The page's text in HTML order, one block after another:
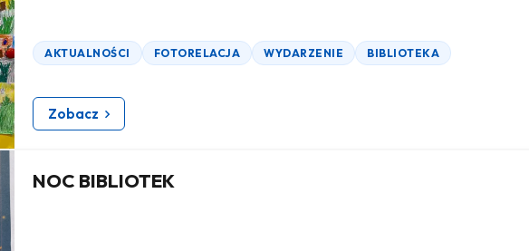
AKTUALNOŚCI FOTORELACJA WYDARZENIE BIBLIOTEKA
Zobacz
NOC BIBLIOTEK